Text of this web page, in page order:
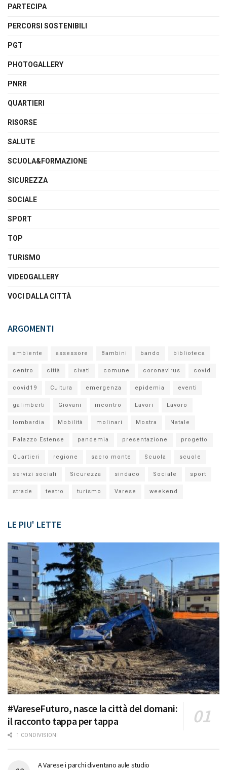
PARTECIPA
PERCORSI SOSTENIBILI
PGT
PHOTOGALLERY
PNRR
QUARTIERI
RISORSE
SALUTE
SCUOLA&FORMAZIONE
SICUREZZA
SOCIALE
SPORT
TOP
TURISMO
VIDEOGALLERY
VOCI DALLA CITTÀ
ARGOMENTI
ambiente assessore Bambini bando biblioteca
centro città civati comune coronavirus covid
covid19 Cultura emergenza epidemia eventi
galimberti Giovani incontro Lavori Lavoro
lombardia Mobilità molinari Mostra Natale
Palazzo Estense pandemia presentazione progetto
Quartieri regione sacro monte Scuola scuole
servizi sociali Sicurezza sindaco Sociale sport
strade teatro turismo Varese weekend
LE PIU' LETTE
#VareseFuturo, nasce la città del domani:
il racconto tappa per tappa
1 CONDIVISIONI
A Varese i parchi diventano aule studio